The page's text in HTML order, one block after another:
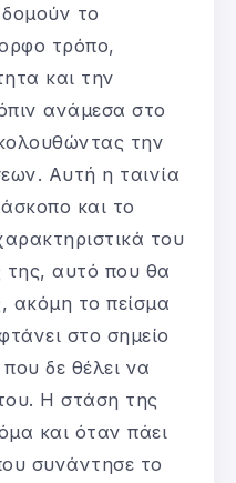
το
τρόπο,
και την
ανάμεσα στο
την
Αυτή η ταινία
και το
του
της, αυτό που θα
ακόμη το πείσμα
στο σημείο
δε θέλει να
Η στάση της
και όταν πάει
συνάντησε το